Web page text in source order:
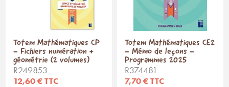
Totem Mathématiques CP
- Fichiers numération +
géométrie (2 volumes)
R249853
12,60 € TTC
Totem Mathématiques CE2
- Mémo de leçons -
Programmes 2025
R374481
7,70 € TTC